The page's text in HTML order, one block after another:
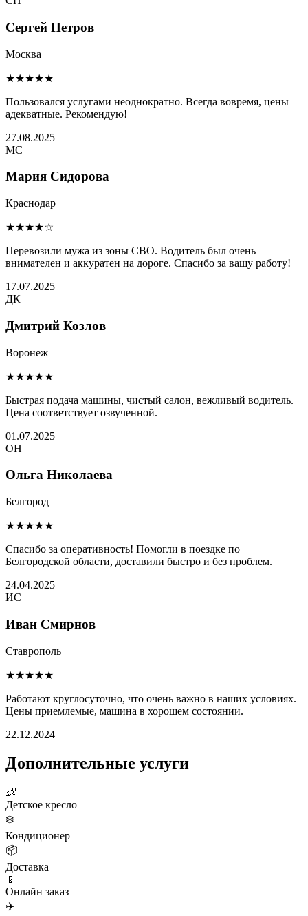
Сергей Петров
Москва
★★★★★
Пользовался услугами неоднократно. Всегда вовремя, цены
адекватные. Рекомендую!
27.08.2025
МС
Мария Сидорова
Краснодар
★★★★☆
Перевозили мужа из зоны СВО. Водитель был очень
внимателен и аккуратен на дороге. Спасибо за вашу работу!
17.07.2025
ДК
Дмитрий Козлов
Воронеж
★★★★★
Быстрая подача машины, чистый салон, вежливый водитель.
Цена соответствует озвученной.
01.07.2025
ОН
Ольга Николаева
Белгород
★★★★★
Спасибо за оперативность! Помогли в поездке по
Белгородской области, доставили быстро и без проблем.
24.04.2025
ИС
Иван Смирнов
Ставрополь
★★★★★
Работают круглосуточно, что очень важно в наших условиях.
Цены приемлемые, машина в хорошем состоянии.
22.12.2024
Дополнительные услуги
👶
Детское кресло
❄️
Кондиционер
📦
Доставка
📱
Онлайн заказ
✈️